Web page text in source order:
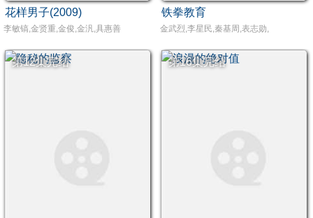
花样男子(2009)
李敏镐,金贤重,金俊,金汎,具惠善
铁拳教育
金武烈,李星民,秦基周,表志勋,
第12集完结 第16集完结